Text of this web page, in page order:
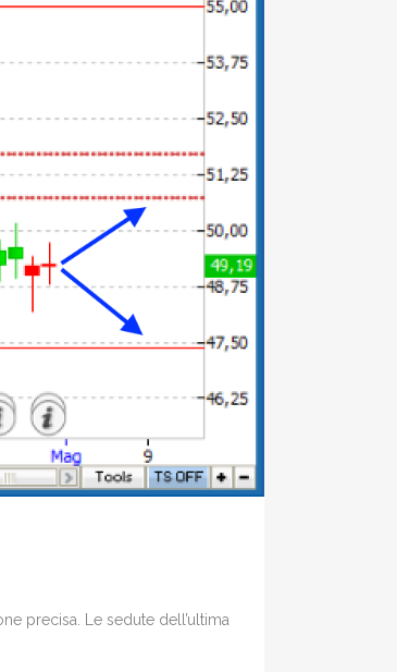
precisa. Le sedute dell’ultima